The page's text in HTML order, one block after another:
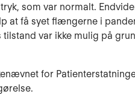
som var normalt.
at få syet flængerne i
var ikke mulig på
for